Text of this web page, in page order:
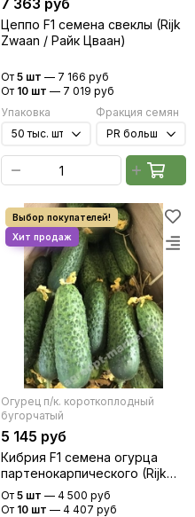
7 363 руб
Цеппо F1 семена свеклы (Rijk
Zwaan / Райк Цваан)
От 5 шт — 7 166 руб
От 10 шт — 7 019 руб
Упаковка
Фракция семян
Огурец п/к. короткоплодный
бугорчатый
5 145 руб
Кибрия F1 семена огурца
партенокарпического (Rijk
Zwaan / Райк Цваан)
От 5 шт — 4 500 руб
От 10 шт — 4 407 руб